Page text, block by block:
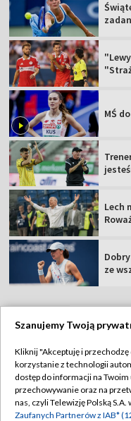
MŚ
Lech
ze
Szanujemy Twoją
Kliknij "Akceptuję i
korzystanie z technologii
dostęp do informacji na
przechowywanie oraz na
nas, czyli Telewizję Polską
Zaufanych Partnerów z IAB*